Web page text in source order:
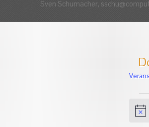
Sven Schumacher,